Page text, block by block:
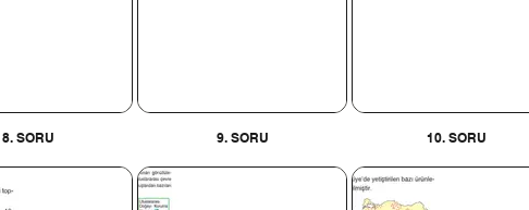
8. SORU 9. SORU 10. SORU